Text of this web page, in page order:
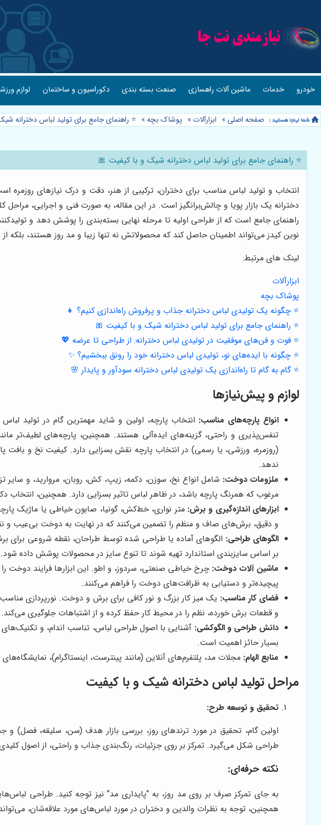
خودرو خدمات ماشین آلات راهسازی صنعت بسته بندی دکوراسیون و ساختمان لوازم
صفحه اصلی » ابزارآلات » پوشاک بچه» ⭐️ راهنمای جامع برای تولید لباس دخترانه
⭐️ راهنمای جامع برای تولید لباس دخترانه شیک و با کیفیت 🎀
انتخاب و تولید لباس مناسب برای دختران، ترکیبی از هنر، دقت و درک نیازهای روزمره
دخترانه یک بازار پویا و چالش‌برانگیز است. در این مقاله، به صورت فنی و اجرایی،
راهنمای جامع است که از طراحی اولیه تا مرحله نهایی بسته‌بندی را پوشش دهد و
نوین کیدز می‌تواند اطمینان حاصل کند که محصولاتش نه تنها زیبا و مد روز هستند، بلکه از
لینک های مرتبط:
ابزارآلات
پوشاک بچه
⭐️ چگونه یک تولیدی لباس دخترانه جذاب و پرفروش راه‌اندازی کنیم؟ 👧
⭐️ راهنمای جامع برای تولید لباس دخترانه شیک و با کیفیت 🎀
⭐️ فوت و فن‌های موفقیت در تولیدی لباس دخترانه: از طراحی تا عرضه 💖
⭐️ چگونه با ایده‌های نو، تولیدی لباس دخترانه خود را رونق ببخشیم؟ ✨
⭐️ گام به گام تا راه‌اندازی یک تولیدی لباس دخترانه سودآور و پایدار 🌸
لوازم و پیش‌نیازها
انواع پارچه‌های مناسب: انتخاب پارچه، اولین و شاید مهمترین گام در تولید
تنفس‌پذیری و راحتی، گزینه‌های ایده‌آلی هستند. همچنین، پارچه‌های لطیف‌تر
(روزمره، ورزشی، یا رسمی) در انتخاب پارچه نقش بسزایی دارد. کیفیت نخ و
ندهد.
ملزومات دوخت: شامل انواع نخ، سوزن، دکمه، زیپ، کش، روبان، مروارید، و سایر
مرغوب که همرنگ پارچه باشد، در ظاهر لباس تاثیر بسزایی دارد. همچنین، انتخاب
ابزارهای اندازه‌گیری و برش: متر نواری، خط‌کش، گونیا، صابون خیاطی یا ماژیک
و دقیق، برش‌های صاف و منظم را تضمین می‌کنند که در نهایت به دوخت بی‌عیب
الگوهای طراحی: الگوهای آماده یا طراحی شده توسط طراحان، نقطه شروعی برای
بر اساس سایزبندی استاندارد تهیه شوند تا تنوع سایز در محصولات پوشش داده شود.
ماشین آلات دوخت: چرخ خیاطی صنعتی، سردوز، و اطو. این ابزارها فرایند دوخت
پیچیده‌تر و دستیابی به ظرافت‌های دوخت را فراهم می‌کنند.
فضای کار مناسب: یک میز کار بزرگ و نور کافی برای برش و دوخت. نورپردازی
و قطعات برش خورده، نظم را در محیط کار حفظ کرده و از اشتباهات جلوگیری می‌کند.
دانش طراحی و الگوکشی: آشنایی با اصول طراحی لباس، تناسب اندام، و
بسیار حائز اهمیت است.
منابع الهام: مجلات مد، پلتفرم‌های آنلاین (مانند پینترست، اینستاگرام)،
مراحل تولید لباس دخترانه شیک و با کیفیت
تحقیق و توسعه طرح:
اولین گام، تحقیق در مورد ترندهای روز، بررسی بازار هدف (سن، سلیقه، فصل) و
طراحی شکل می‌گیرد. تمرکز بر روی جزئیات، رنگ‌بندی جذاب و راحتی، از اصول
نکته حرفه‌ای:
به جای تمرکز صرف بر روی مد روز، به "پایداری مد" نیز توجه کنید. طراحی
همچنین، توجه به نظرات والدین و دختران در مورد لباس‌های مورد علاقه‌شان، می‌تواند